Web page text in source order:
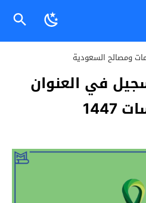
ومصالح السعودية
في العنوان